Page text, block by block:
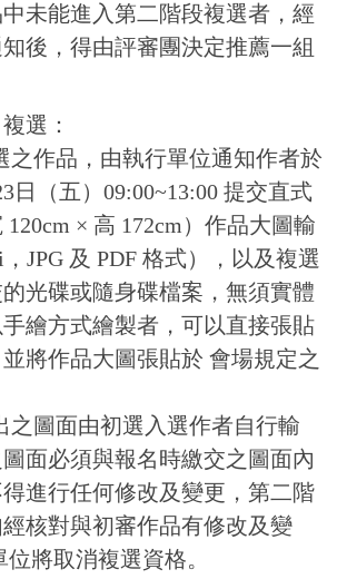
未能進入第二階段複選者，經
後，得由評審團決定推薦一組
選：
之作品，由執行單位通知作者於
日（五）09:00~13:00 提交直式
120cm × 高 172cm）作品大圖輸
JPG 及 PDF 格式），以及複選
光碟或隨身碟檔案，無須實體
繪方式繪製者，可以直接張貼
將作品大圖張貼於 會場規定之
之圖面由初選入選作者自行輸
面必須與報名時繳交之圖面內
進行任何修改及變更，第二階
核對與初審作品有修改及變
將取消複選資格。